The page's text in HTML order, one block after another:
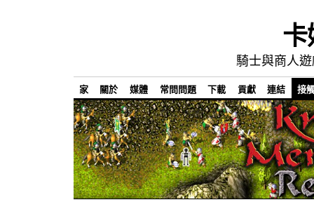
騎士與商人
家 關於 媒體 常問問題 下載 貢獻 連結 接